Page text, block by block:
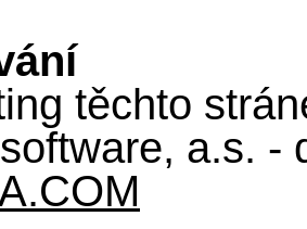
těchto
a.s. -